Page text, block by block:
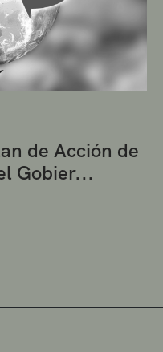
de Acción de
Gobier...